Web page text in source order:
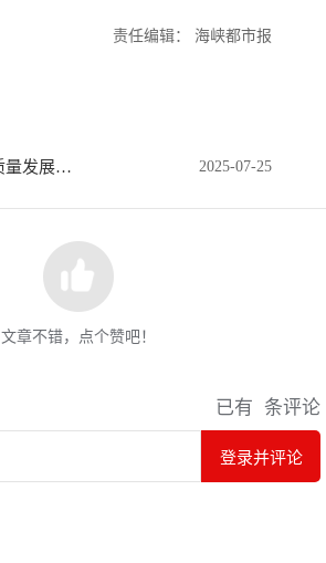
责任编辑： 海峡都市报
我为福建高质量发展献策 2025-07-25
文章不错，点个赞吧！
已有 条评论
登录并评论